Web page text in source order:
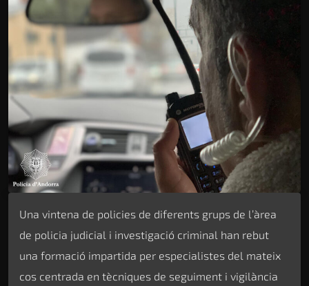
Una vintena de policies de diferents grups de l’àrea
de policia judicial i investigació criminal han rebut
una formació impartida per especialistes del mateix
cos centrada en tècniques de seguiment i vigilància